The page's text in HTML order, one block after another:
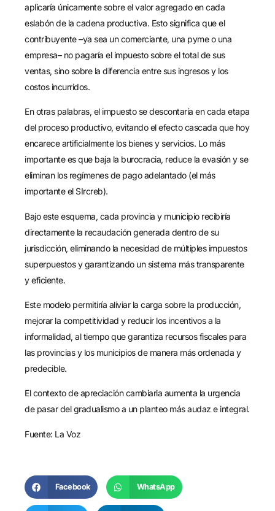
aplicaría únicamente sobre el valor agregado en cada
eslabón de la cadena productiva. Esto significa que el
contribuyente –ya sea un comerciante, una pyme o una
empresa– no pagaría el impuesto sobre el total de sus
ventas, sino sobre la diferencia entre sus ingresos y los
costos incurridos.
En otras palabras, el impuesto se descontaría en cada etapa
del proceso productivo, evitando el efecto cascada que hoy
encarece artificialmente los bienes y servicios. Lo más
importante es que baja la burocracia, reduce la evasión y se
eliminan los regímenes de pago adelantado (el más
importante el SIrcreb).
Bajo este esquema, cada provincia y municipio recibiría
directamente la recaudación generada dentro de su
jurisdicción, eliminando la necesidad de múltiples impuestos
superpuestos y garantizando un sistema más transparente
y eficiente.
Este modelo permitiría aliviar la carga sobre la producción,
mejorar la competitividad y reducir los incentivos a la
informalidad, al tiempo que garantiza recursos fiscales para
las provincias y los municipios de manera más ordenada y
predecible.
El contexto de apreciación cambiaria aumenta la urgencia
de pasar del gradualismo a un planteo más audaz e integral.
Fuente: La Voz
Facebook WhatsApp